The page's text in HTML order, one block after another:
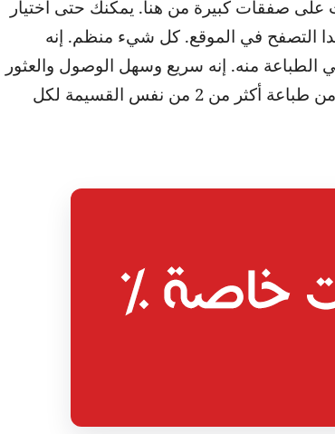
على صفقات كبيرة من هنا. يمكنك حتى اختيار
التصفح في الموقع. كل شيء منظم. إنه
الطباعة منه. إنه سريع وسهل الوصول والعثور
إذا تمكنت من طباعة أكثر من 2 من نفس القسيمة لكل